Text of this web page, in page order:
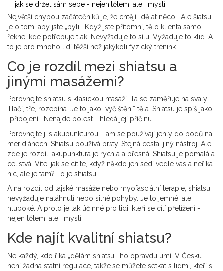
jak se držet sám sebe - nejen tělem, ale i myslí
Největší chybou začátečníků je, že chtějí „dělat něco“. Ale šiatsu
je o tom, aby jste „byli“. Když jste přítomní, tělo klienta samo
řekne, kde potřebuje tlak. Nevyžaduje to sílu. Vyžaduje to klid. A
to je pro mnoho lidí těžší než jakýkoli fyzický trénink.
Co je rozdíl mezi shiatsu a
jinými masážemi?
Porovnejte shiatsu s klasickou masáží. Ta se zaměřuje na svaly.
Tlačí, tře, rozepíná. Je to jako „vyčištění“ těla. Shiatsu je spíš jako
„připojení“. Nenajde bolest - hledá její příčinu.
Porovnejte ji s akupunkturou. Tam se používají jehly do bodů na
meridiánech. Shiatsu používá prsty. Stejná cesta, jiný nástroj. Ale
zde je rozdíl: akupunktura je rychlá a přesná. Shiatsu je pomalá a
celistvá. Víte, jak se cítíte, když někdo jen sedí vedle vás a neříká
nic, ale je tam? To je shiatsu.
A na rozdíl od tajské masáže nebo myofasciální terapie, shiatsu
nevyžaduje natáhnutí nebo silné pohyby. Je to jemné, ale
hluboké. A proto je tak účinné pro lidi, kteří se cítí přetížení -
nejen tělem, ale i myslí.
Kde najít kvalitní shiatsu?
Ne každý, kdo říká „dělám shiatsu“, ho opravdu umí. V Česku
není žádná státní regulace, takže se můžete setkat s lidmi, kteří si